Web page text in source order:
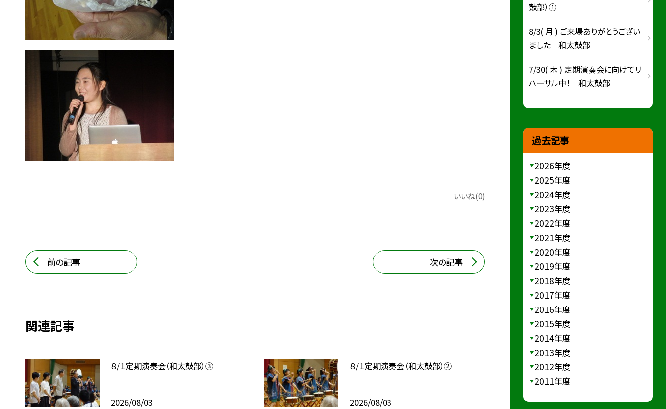
いいね(0)
前の記事 次の記事
関連記事
８/１定期演奏会（和太鼓部）③
2026/08/03
８/１定期演奏会（和太鼓部）②
2026/08/03
鼓部）①
8/3( 月 ) ご来場ありがとうござい
ました 和太鼓部
7/30( 木 ) 定期演奏会に向けてリ
ハーサル中！ 和太鼓部
過去記事
2026年度
2025年度
2024年度
2023年度
2022年度
2021年度
2020年度
2019年度
2018年度
2017年度
2016年度
2015年度
2014年度
2013年度
2012年度
2011年度